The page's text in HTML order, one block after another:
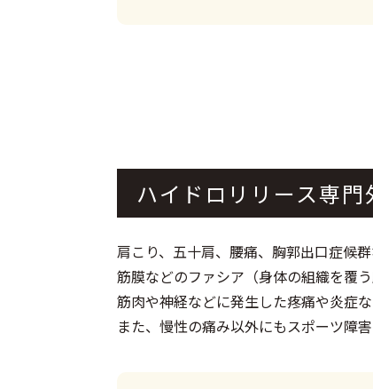
ハイドロリリース専門
肩こり、五十肩、腰痛、胸郭出口症候
筋膜などのファシア（身体の組織を覆う
筋肉や神経などに発生した疼痛や炎症
また、慢性の痛み以外にもスポーツ障